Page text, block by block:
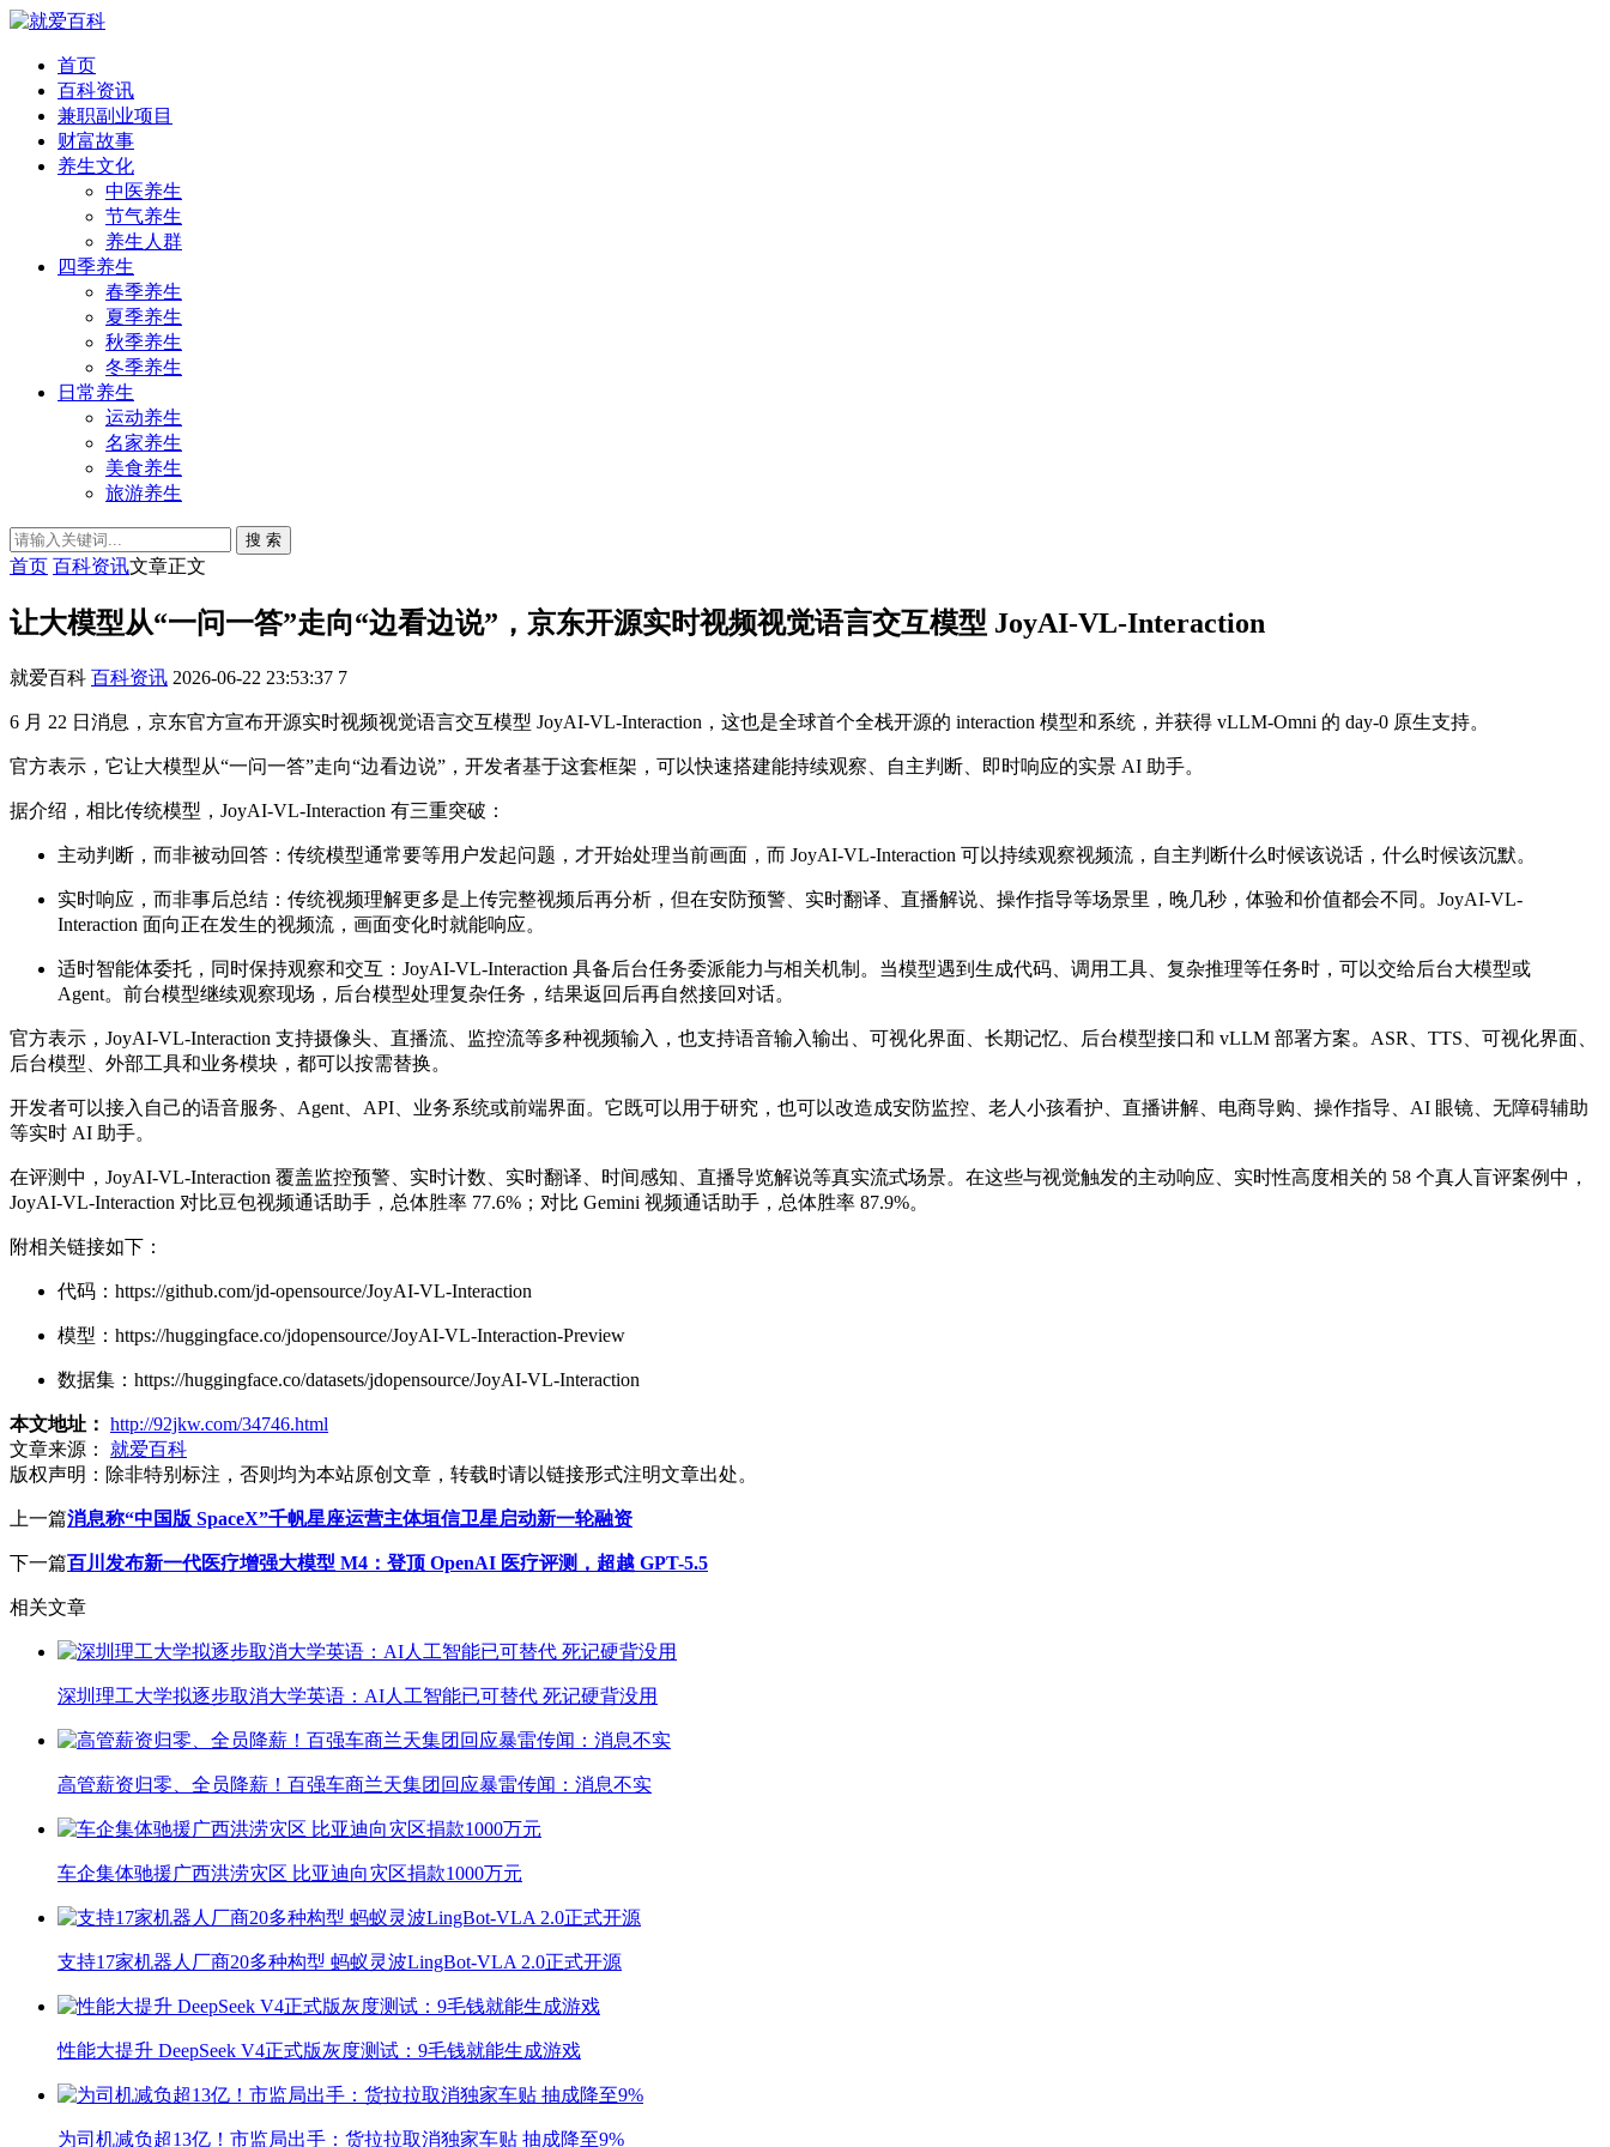
首页
百科资讯
兼职副业项目
财富故事
养生文化
中医养生
节气养生
养生人群
四季养生
春季养生
夏季养生
秋季养生
冬季养生
日常养生
运动养生
名家养生
美食养生
旅游养生
搜 索
首页 百科资讯文章正文
让大模型从“一问一答”走向“边看边说”，京东开源实时视频视觉语言交互模型 JoyAI-VL-Interaction
就爱百科 百科资讯 2026-06-22 23:53:37 7
6 月 22 日消息，京东官方宣布开源实时视频视觉语言交互模型 JoyAI-VL-Interaction，这也是全球首个全栈开源的 interaction 模型和系统，并获得 vLLM-Omni 的 day-0 原生支持。
官方表示，它让大模型从“一问一答”走向“边看边说”，开发者基于这套框架，可以快速搭建能持续观察、自主判断、即时响应的实景 AI 助手。
据介绍，相比传统模型，JoyAI-VL-Interaction 有三重突破：
主动判断，而非被动回答：传统模型通常要等用户发起问题，才开始处理当前画面，而 JoyAI-VL-Interaction 可以持续观察视频流，自主判断什么时候该说话，什么时候该沉默。
实时响应，而非事后总结：传统视频理解更多是上传完整视频后再分析，但在安防预警、实时翻译、直播解说、操作指导等场景里，晚几秒，体验和价值都会不同。JoyAI-VL-
Interaction 面向正在发生的视频流，画面变化时就能响应。
适时智能体委托，同时保持观察和交互：JoyAI-VL-Interaction 具备后台任务委派能力与相关机制。当模型遇到生成代码、调用工具、复杂推理等任务时，可以交给后台大模型或
Agent。前台模型继续观察现场，后台模型处理复杂任务，结果返回后再自然接回对话。
官方表示，JoyAI-VL-Interaction 支持摄像头、直播流、监控流等多种视频输入，也支持语音输入输出、可视化界面、长期记忆、后台模型接口和 vLLM 部署方案。ASR、TTS、可视化界面、
后台模型、外部工具和业务模块，都可以按需替换。
开发者可以接入自己的语音服务、Agent、API、业务系统或前端界面。它既可以用于研究，也可以改造成安防监控、老人小孩看护、直播讲解、电商导购、操作指导、AI 眼镜、无障碍辅助
等实时 AI 助手。
在评测中，JoyAI-VL-Interaction 覆盖监控预警、实时计数、实时翻译、时间感知、直播导览解说等真实流式场景。在这些与视觉触发的主动响应、实时性高度相关的 58 个真人盲评案例中，
JoyAI-VL-Interaction 对比豆包视频通话助手，总体胜率 77.6%；对比 Gemini 视频通话助手，总体胜率 87.9%。
附相关链接如下：
代码：https://github.com/jd-opensource/JoyAI-VL-Interaction
模型：https://huggingface.co/jdopensource/JoyAI-VL-Interaction-Preview
数据集：https://huggingface.co/datasets/jdopensource/JoyAI-VL-Interaction
本文地址： http://92jkw.com/34746.html
文章来源：
就爱百科
版权声明： 除非特别标注，否则均为本站原创文章，转载时请以链接形式注明文章出处。
上一篇消息称“中国版 SpaceX”千帆星座运营主体垣信卫星启动新一轮融资
下一篇百川发布新一代医疗增强大模型 M4：登顶 OpenAI 医疗评测，超越 GPT-5.5
相关文章
深圳理工大学拟逐步取消大学英语：AI人工智能已可替代 死记硬背没用
高管薪资归零、全员降薪！百强车商兰天集团回应暴雷传闻：消息不实
车企集体驰援广西洪涝灾区 比亚迪向灾区捐款1000万元
支持17家机器人厂商20多种构型 蚂蚁灵波LingBot-VLA 2.0正式开源
性能大提升 DeepSeek V4正式版灰度测试：9毛钱就能生成游戏
为司机减负超13亿！市监局出手：货拉拉取消独家车贴 抽成降至9%